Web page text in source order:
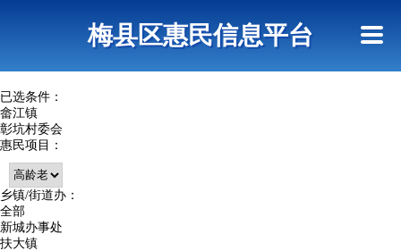
查询指引梅县区惠民信息平台
已选条件：
畲江镇
彰坑村委会
惠民项目：
乡镇/街道办：
全部
新城办事处
扶大镇